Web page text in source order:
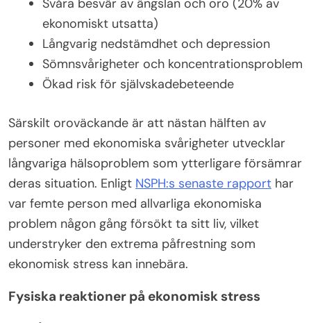
Svåra besvär av ängslan och oro (20% av
ekonomiskt utsatta)
Långvarig nedstämdhet och depression
Sömnsvårigheter och koncentrationsproblem
Ökad risk för självskadebeteende
Särskilt oroväckande är att nästan hälften av
personer med ekonomiska svårigheter utvecklar
långvariga hälsoproblem som ytterligare försämrar
deras situation. Enligt NSPH:s senaste rapport har
var femte person med allvarliga ekonomiska
problem någon gång försökt ta sitt liv, vilket
understryker den extrema påfrestning som
ekonomisk stress kan innebära.
Fysiska reaktioner på ekonomisk stress